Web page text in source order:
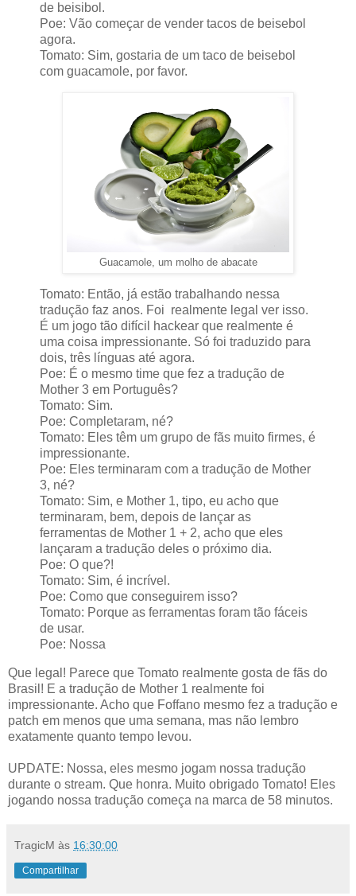
de beisibol.
Poe: Vão começar de vender tacos de beisebol
agora.
Tomato: Sim, gostaria de um taco de beisebol
com guacamole, por favor.
Guacamole, um molho de abacate
Tomato: Então, já estão trabalhando nessa
tradução faz anos. Foi realmente legal ver isso.
É um jogo tão difícil hackear que realmente é
uma coisa impressionante. Só foi traduzido para
dois, três línguas até agora.
Poe: É o mesmo time que fez a tradução de
Mother 3 em Português?
Tomato: Sim.
Poe: Completaram, né?
Tomato: Eles têm um grupo de fãs muito firmes, é
impressionante.
Poe: Eles terminaram com a tradução de Mother
3, né?
Tomato: Sim, e Mother 1, tipo, eu acho que
terminaram, bem, depois de lançar as
ferramentas de Mother 1 + 2, acho que eles
lançaram a tradução deles o próximo dia.
Poe: O que?!
Tomato: Sim, é incrível.
Poe: Como que conseguirem isso?
Tomato: Porque as ferramentas foram tão fáceis
de usar.
Poe: Nossa
Que legal! Parece que Tomato realmente gosta de fãs do
Brasil! E a tradução de Mother 1 realmente foi
impressionante. Acho que Foffano mesmo fez a tradução e
patch em menos que uma semana, mas não lembro
exatamente quanto tempo levou.
UPDATE: Nossa, eles mesmo jogam nossa tradução
durante o stream. Que honra. Muito obrigado Tomato! Eles
jogando nossa tradução começa na marca de 58 minutos.
TragicM às 16:30:00
Compartilhar